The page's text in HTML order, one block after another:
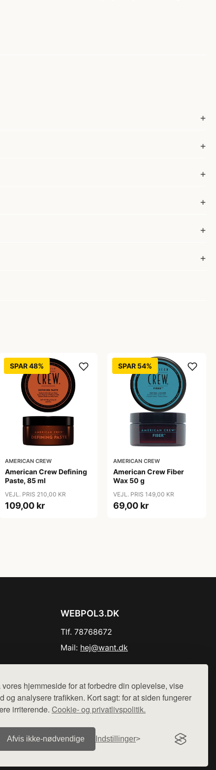
hjemmeside for at forbedre din oplevelse, vise
og analysere trafikken. Kort sagt: for at siden fungerer
irriterende. Cookie- og privatlivspolitik.
Afvis ikke‑nødvendige Indstillinger
SPAR 48%
AMERICAN CREW
American Crew Defining
Paste, 85 ml
VEJL. PRIS 210,00 KR
109,00 kr
SPAR 54%
AMERICAN CREW
American Crew Fiber
Wax 50 g
VEJL. PRIS 149,00 KR
69,00 kr
WEBPOL3.DK
Tlf. 78768672
Mail: hej@want.dk
sælges ikke varer fra denne side - vi henviser til de shops,